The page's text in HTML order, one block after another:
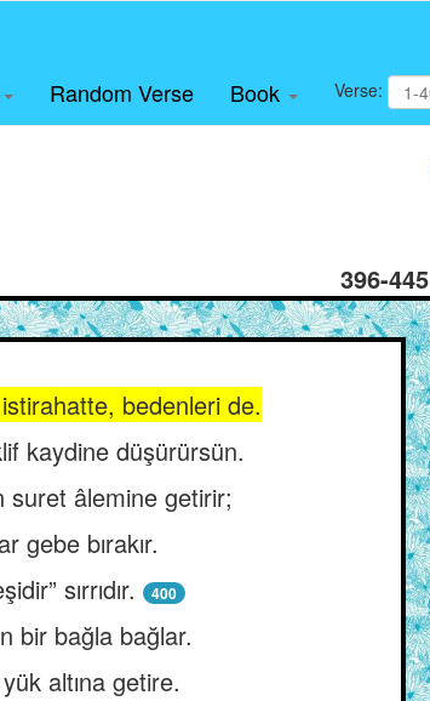
Random Verse Book Verse:
396-445
istirahatte, bedenleri de.
kaydine düşürürsün.
suret âlemine getirir;
gebe bırakır.
sırrıdır.
400
bir bağla bağlar.
altına getire.